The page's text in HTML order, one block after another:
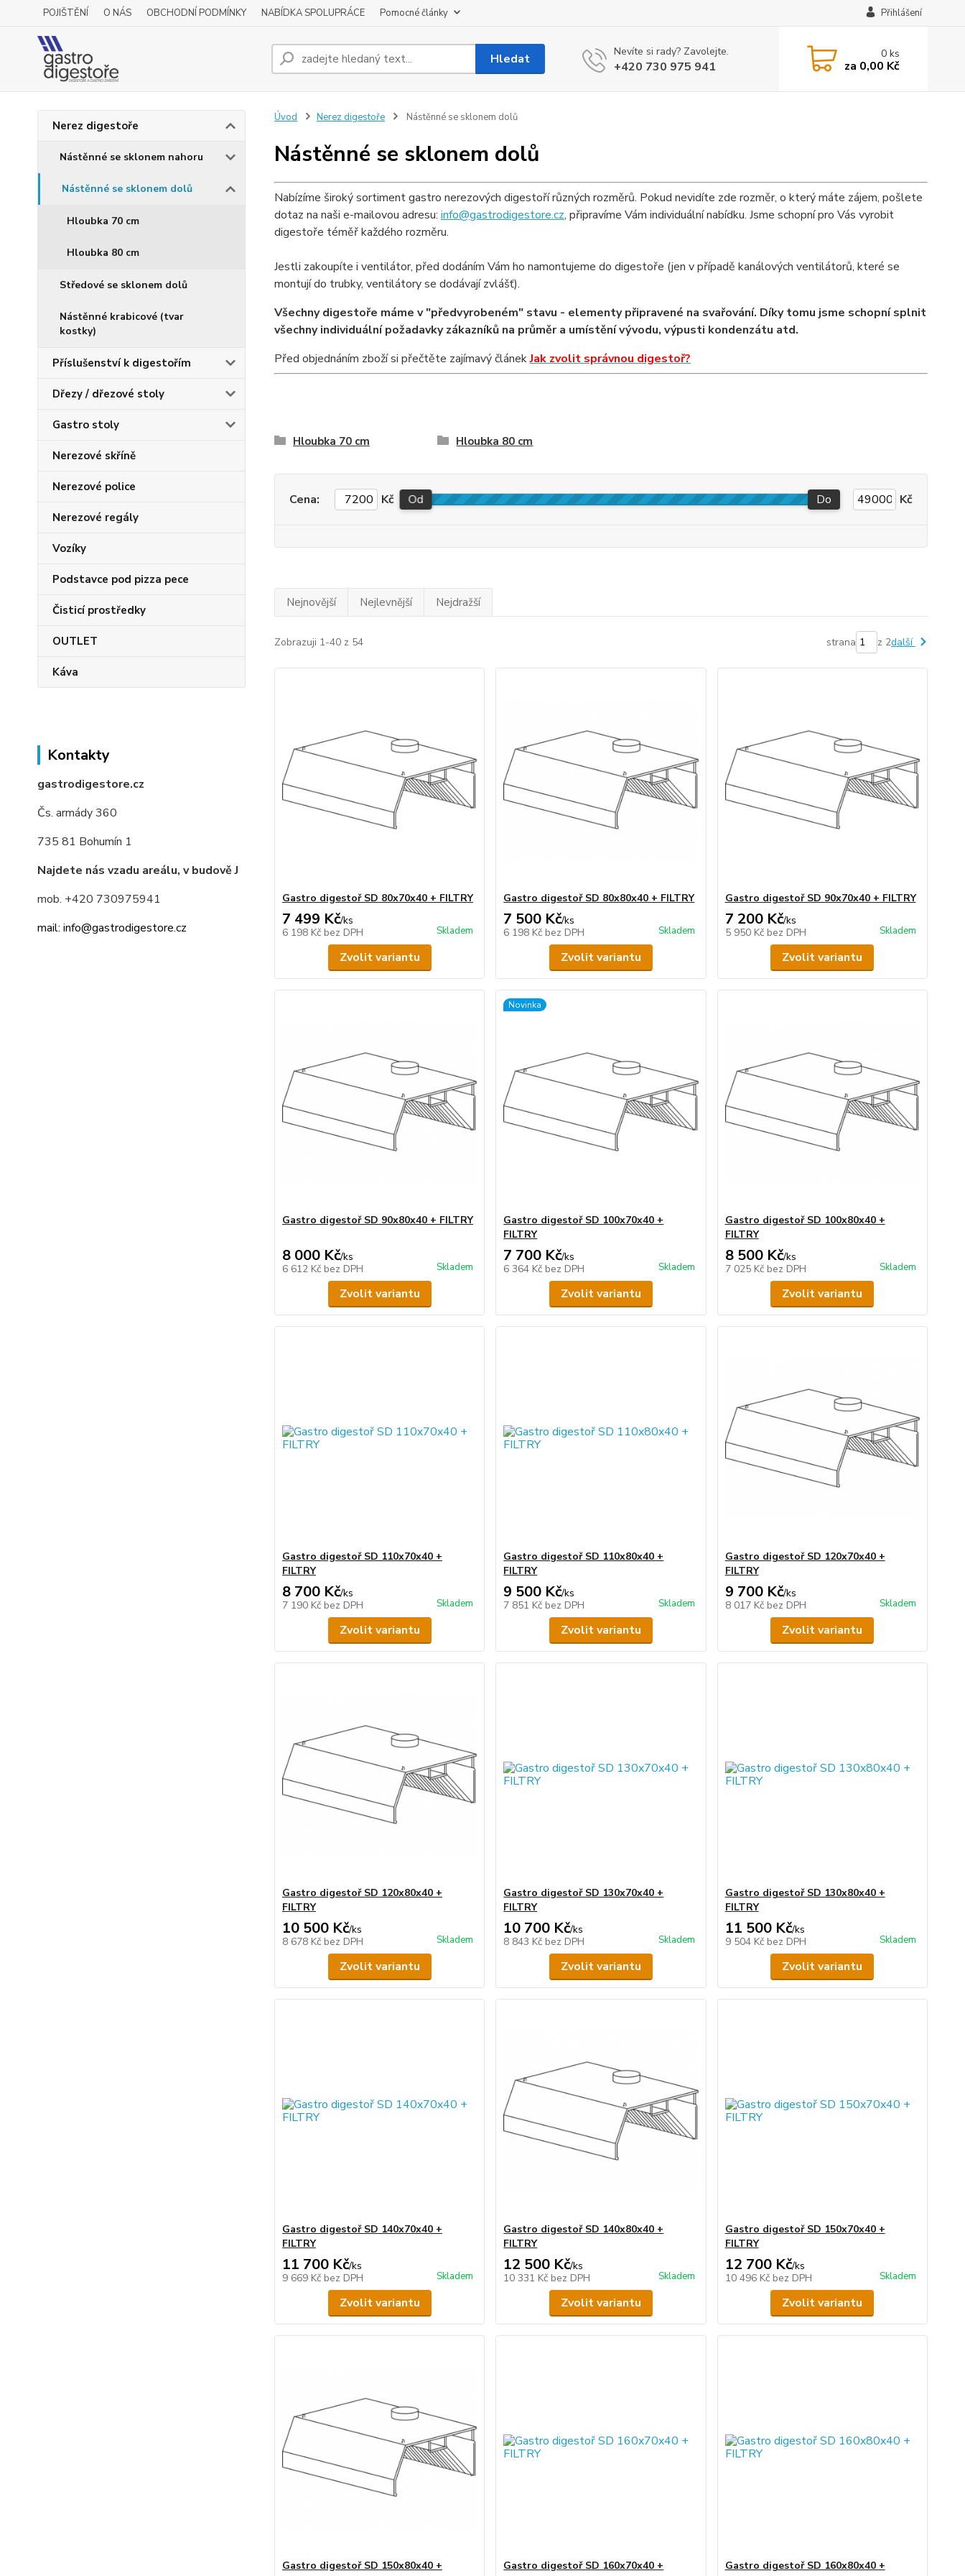
POJIŠTĚNÍ O NÁS OBCHODNÍ PODMÍNKY NABÍDKA SPOLUPRÁCE Pomocné články Přihlášení
Hledat Nevíte si rady? Zavolejte.
+420 730 975 941
0ks
za 0,00 Kč
Nerez digestoře
Nástěnné se sklonem nahoru
Nástěnné se sklonem dolů
Hloubka 70 cm
Hloubka 80 cm
Středové se sklonem dolů
Nástěnné krabicové (tvar
kostky)
Příslušenství k digestořím
Dřezy / dřezové stoly
Gastro stoly
Nerezové skříně
Nerezové police
Nerezové regály
Vozíky
Podstavce pod pizza pece
Čisticí prostředky
OUTLET
Káva
Kontakty
gastrodigestore.cz
Čs. armády 360
735 81 Bohumín 1
Najdete nás vzadu areálu, v budově J
mob. +420 730975941
mail: info@gastrodigestore.cz
Úvod Nerez digestoře Nástěnné se sklonem dolů
Nástěnné se sklonem dolů
Nabízíme široký sortiment gastro nerezových digestoří různých rozměrů. Pokud nevidíte zde rozměr, o který máte zájem, pošlete
dotaz na naši e-mailovou adresu: info@gastrodigestore.cz, připravíme Vám individuální nabídku. Jsme schopní pro Vás vyrobit
digestoře téměř každého rozměru.
Jestli zakoupíte i ventilátor, před dodáním Vám ho namontujeme do digestoře (jen v případě kanálových ventilátorů, které se
montují do trubky, ventilátory se dodávají zvlášť).
Všechny digestoře máme v "předvyrobeném" stavu - elementy připravené na svařování. Díky tomu jsme schopní splnit
všechny individuální požadavky zákazníků na průměr a umístění vývodu, výpusti kondenzátu atd.
Před objednáním zboží si přečtěte zajímavý článekJak zvolit správnou digestoř?
Hloubka 70 cm Hloubka 80 cm
Cena: Kč Od Do Kč
Nejnovější Nejlevnější Nejdražší
Zobrazuji 1-40 z 54 strana z 2další
Gastro digestoř SD 80x70x40 + FILTRY
7 499 Kč/ks
6 198 Kč bez DPH Skladem
Zvolit variantu
Gastro digestoř SD 80x80x40 + FILTRY
7 500 Kč/ks
6 198 Kč bez DPH Skladem
Zvolit variantu
Gastro digestoř SD 90x70x40 + FILTRY
7 200 Kč/ks
5 950 Kč bez DPH Skladem
Zvolit variantu
Gastro digestoř SD 90x80x40 + FILTRY
8 000 Kč/ks
6 612 Kč bez DPH Skladem
Zvolit variantu
Novinka
Gastro digestoř SD 100x70x40 +
FILTRY
7 700 Kč/ks
6 364 Kč bez DPH Skladem
Zvolit variantu
Gastro digestoř SD 100x80x40 +
FILTRY
8 500 Kč/ks
7 025 Kč bez DPH Skladem
Zvolit variantu
Gastro digestoř SD 110x70x40 +
FILTRY
8 700 Kč/ks
7 190 Kč bez DPH Skladem
Zvolit variantu
Gastro digestoř SD 110x80x40 +
FILTRY
9 500 Kč/ks
7 851 Kč bez DPH Skladem
Zvolit variantu
Gastro digestoř SD 120x70x40 +
FILTRY
9 700 Kč/ks
8 017 Kč bez DPH Skladem
Zvolit variantu
Gastro digestoř SD 120x80x40 +
FILTRY
10 500 Kč/ks
8 678 Kč bez DPH Skladem
Zvolit variantu
Gastro digestoř SD 130x70x40 +
FILTRY
10 700 Kč/ks
8 843 Kč bez DPH Skladem
Zvolit variantu
Gastro digestoř SD 130x80x40 +
FILTRY
11 500 Kč/ks
9 504 Kč bez DPH Skladem
Zvolit variantu
Gastro digestoř SD 140x70x40 +
FILTRY
11 700 Kč/ks
9 669 Kč bez DPH Skladem
Zvolit variantu
Gastro digestoř SD 140x80x40 +
FILTRY
12 500 Kč/ks
10 331 Kč bez DPH Skladem
Zvolit variantu
Gastro digestoř SD 150x70x40 +
FILTRY
12 700 Kč/ks
10 496 Kč bez DPH Skladem
Zvolit variantu
Gastro digestoř SD 150x80x40 +
Gastro digestoř SD 160x70x40 +
Gastro digestoř SD 160x80x40 +